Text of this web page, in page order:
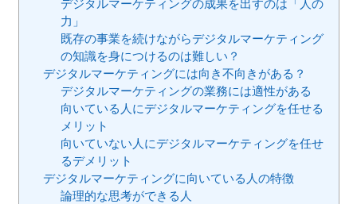
デジタルマーケティングの成果を出すのは「人の
力」
既存の事業を続けながらデジタルマーケティング
の知識を身につけるのは難しい？
デジタルマーケティングには向き不向きがある？
デジタルマーケティングの業務には適性がある
向いている人にデジタルマーケティングを任せる
メリット
向いていない人にデジタルマーケティングを任せ
るデメリット
デジタルマーケティングに向いている人の特徴
論理的な思考ができる人